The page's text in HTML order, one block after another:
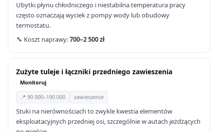
Ubytki płynu chłodniczego i niestabilna temperatura pracy
często oznaczają wyciek z pompy wody lub obudowy
termostatu.
🔧 Koszt naprawy:700–2 500 zł
Zużyte tuleje i łączniki przedniego zawieszenia
Monitoruj
📍 90 000–190 000
zawieszenie
Stuki na nierównościach to zwykle kwestia elementów
eksploatacyjnych przedniej osi, szczególnie w autach jeżdżących